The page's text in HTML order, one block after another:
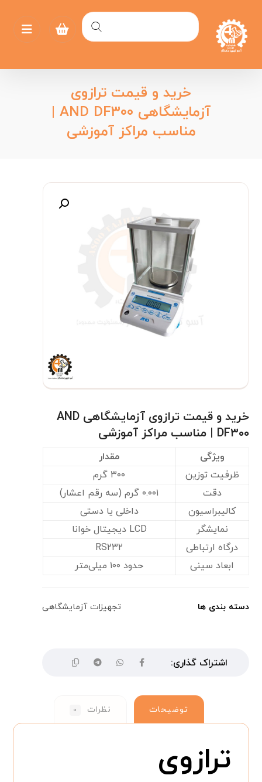
خرید و قیمت ترازوی
آزمایشگاهی AND DF۳۰۰ |
مناسب مراکز آموزشی
خرید و قیمت ترازوی آزمایشگاهی AND
DF۳۰۰ | مناسب مراکز آموزشی
ویژگی
مقدار
ظرفیت توزین
۳۰۰ گرم
دقت
۰.۰۰۱ گرم (سه رقم اعشار)
کالیبراسیون
داخلی یا دستی
نمایشگر
LCD دیجیتال خوانا
درگاه ارتباطی
RS۲۳۲
ابعاد سینی
حدود ۱۰۰ میلی‌متر
دسته بندی ها تجهیزات آزمایشگاهی
توضیحات نظرات ۰
ترازوی